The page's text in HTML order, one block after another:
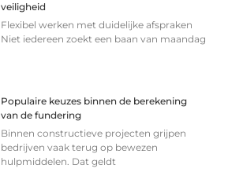
veiligheid
Flexibel werken met duidelijke afspraken
Niet iedereen zoekt een baan van maandag
Populaire keuzes binnen de berekening
van de fundering
Binnen constructieve projecten grijpen
bedrijven vaak terug op bewezen
hulpmiddelen. Dat geldt